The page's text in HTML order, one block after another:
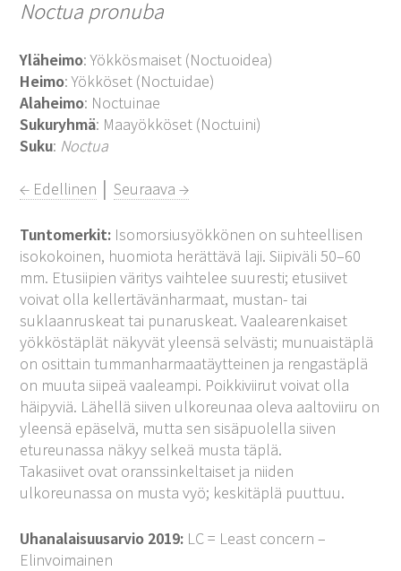
Noctua pronuba
Yläheimo: Yökkösmaiset (Noctuoidea)
Heimo: Yökköset (Noctuidae)
Alaheimo: Noctuinae
Sukuryhmä: Maayökköset (Noctuini)
Suku: Noctua
← Edellinen │Seuraava →
Tuntomerkit: Isomorsiusyökkönen on suhteellisen
isokokoinen, huomiota herättävä laji. Siipiväli 50–60
mm. Etusiipien väritys vaihtelee suuresti; etusiivet
voivat olla kellertävänharmaat, mustan- tai
suklaanruskeat tai punaruskeat. Vaalearenkaiset
yökköstäplät näkyvät yleensä selvästi; munuaistäplä
on osittain tummanharmaatäytteinen ja rengastäplä
on muuta siipeä vaaleampi. Poikkiviirut voivat olla
häipyviä. Lähellä siiven ulkoreunaa oleva aaltoviiru on
yleensä epäselvä, mutta sen sisäpuolella siiven
etureunassa näkyy selkeä musta täplä.
Takasiivet ovat oranssinkeltaiset ja niiden
ulkoreunassa on musta vyö; keskitäplä puuttuu.
Uhanalaisuusarvio 2019: LC = Least concern –
Elinvoimainen